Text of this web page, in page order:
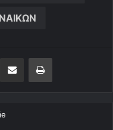
Κοινοποίηση μέσω ηλεκτρονικού ταχυδρομείουΕκτύπωση